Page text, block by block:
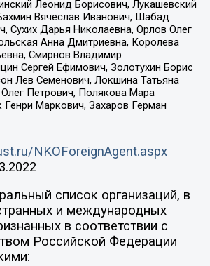
Леонид Борисович, Лукашевский
Вячеслав Иванович, Шабад
Сухих Дарья Николаевна, Орлов Олег
Анна Дмитриевна, Королева
Смирнов Владимир
Сергей Ефимович, Золотухин Борис
Лев Семенович, Локшина Татьяна
Петрович, Полякова Мара
Маркович, Захаров Герман
NKOForeignAgent.aspx
список организаций, в
и международных
в соответствии с
Российской Федерации